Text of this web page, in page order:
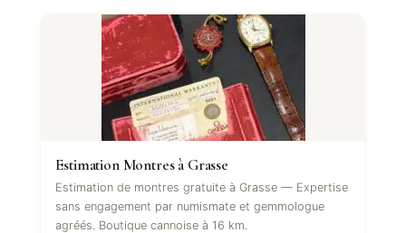
Estimation Montres à Grasse
Estimation de montres gratuite à Grasse — Expertise
sans engagement par numismate et gemmologue
agréés. Boutique cannoise à 16 km.